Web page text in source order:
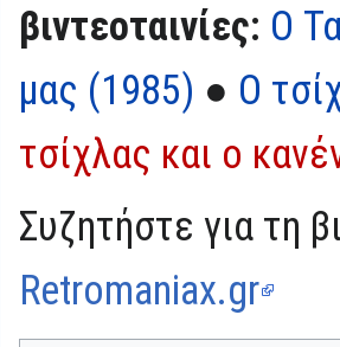
βιντεοταινίες: Ο
μας (1985) ● Ο
τσίχλας και ο
Συζητήστε για τη
Retromaniax.gr